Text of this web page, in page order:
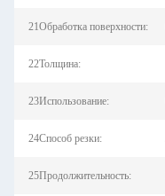
21Обработка поверхности:
22Толщина:
23Использование:
24Способ резки:
25Продолжительность: